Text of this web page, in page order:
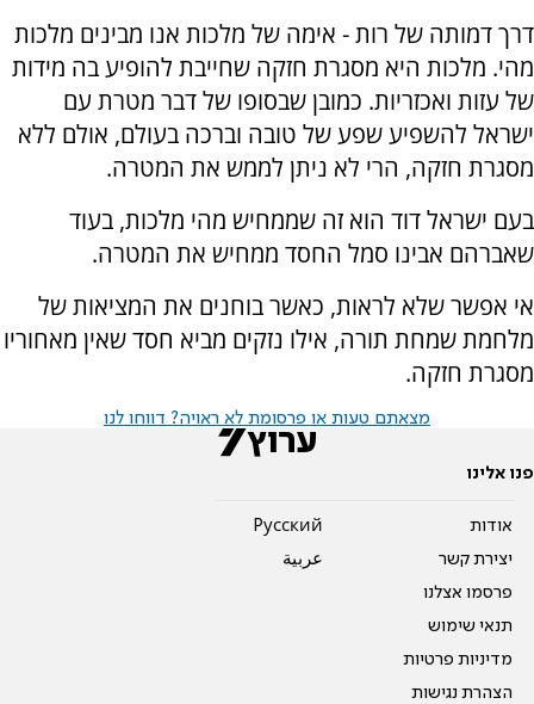
דרך דמותה של רות - אימה של מלכות אנו מבינים מלכות
מהי. מלכות היא מסגרת חזקה שחייבת להופיע בה מידות
של עזות ואכזריות. כמובן שבסופו של דבר מטרת עם
ישראל להשפיע שפע של טובה וברכה בעולם, אולם ללא
מסגרת חזקה, הרי לא ניתן לממש את המטרה.
בעם ישראל דוד הוא זה שממחיש מהי מלכות, בעוד
שאברהם אבינו סמל החסד ממחיש את המטרה.
אי אפשר שלא לראות, כאשר בוחנים את המציאות של
מלחמת שמחת תורה, אילו נזקים מביא חסד שאין מאחוריו
מסגרת חזקה.
מצאתם טעות או פרסומת לא ראויה? דווחו לנו
פנו אלינו
אודות
יצירת קשר
פרסמו אצלנו
תנאי שימוש
מדיניות פרטיות
הצהרת נגישות
Pусский
عربية